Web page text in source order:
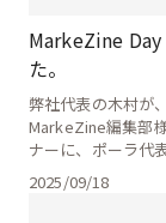
MarkeZine
た。
弊社代表の木村が
MarkeZine編集部
ナーに、ポーラ代
2025/09/18